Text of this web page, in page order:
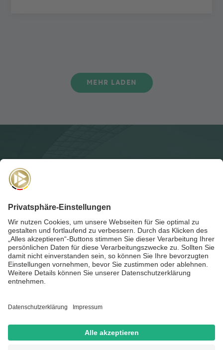
MEHR LADEN
Für dieAkademie-Postanmelden und auf dem Laufenden
bleiben!